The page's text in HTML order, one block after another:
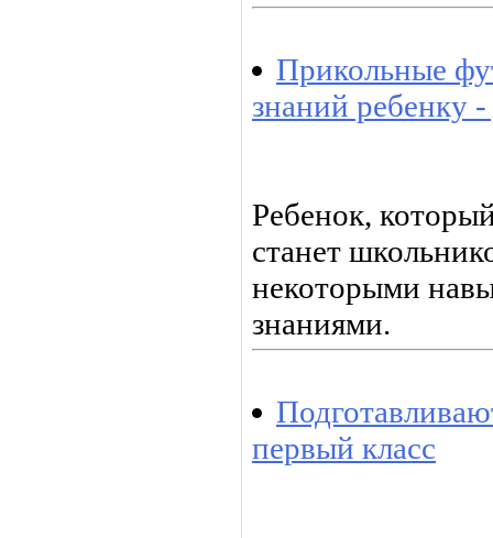
Прикольные
знаний ребенку
Ребенок,
станет
некоторыми
знаниями.
первый класс